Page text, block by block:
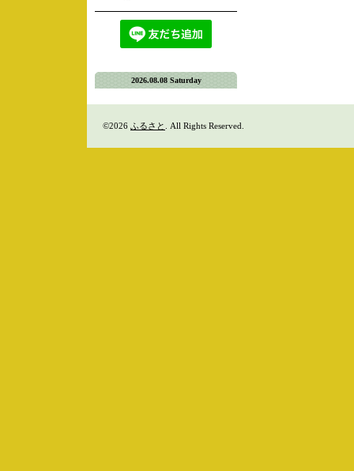
2026.08.08 Saturday
©2026 ふるさと . All Rights Reserved.